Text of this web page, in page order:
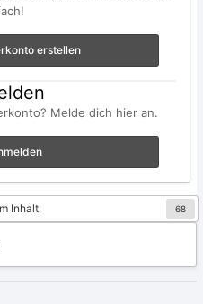
erstellen
Melde dich hier an.
Inhalt 68